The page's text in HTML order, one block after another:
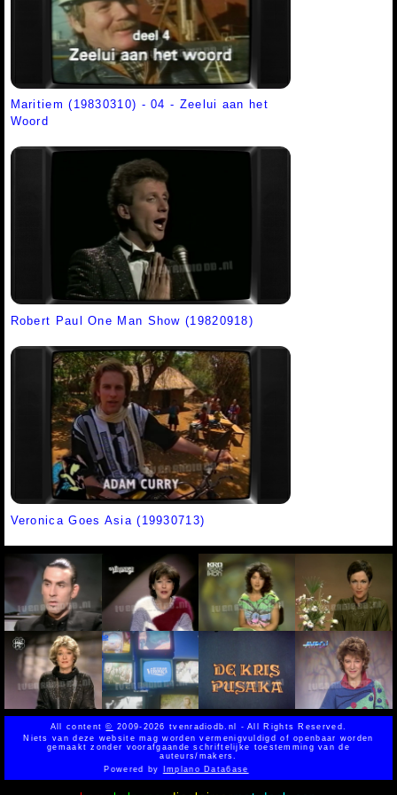
Maritiem (19830310) - 04 - Zeelui aan het
Woord
Robert Paul One Man Show (19820918)
Veronica Goes Asia (19930713)
All content© 2009-2026 tvenradiodb.nl - All Rights Reserved.
Niets van deze website mag worden vermenigvuldigd of openbaar worden
gemaakt zonder voorafgaande schriftelijke toestemming van de
auteurs/makers.
Powered byImplano Data6ase